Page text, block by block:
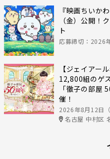
『映画ちいか
（金）公開！
ト
応募締切：2026
【ジェイアー
12,800組のゲ
「徹子の部屋
催！
2026年8月12日
名古屋 中村区